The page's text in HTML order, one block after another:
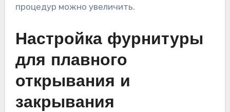
процедур можно увеличить.
Настройка фурнитуры
для плавного
открывания и
закрывания